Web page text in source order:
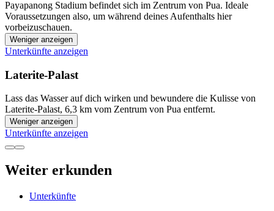
Payapanong Stadium befindet sich im Zentrum von Pua. Ideale
Voraussetzungen also, um während deines Aufenthalts hier
vorbeizuschauen.
Weniger anzeigen
Unterkünfte anzeigen
Laterite-Palast
Lass das Wasser auf dich wirken und bewundere die Kulisse von
Laterite-Palast, 6,3 km vom Zentrum von Pua entfernt.
Weniger anzeigen
Unterkünfte anzeigen
Weiter erkunden
Unterkünfte